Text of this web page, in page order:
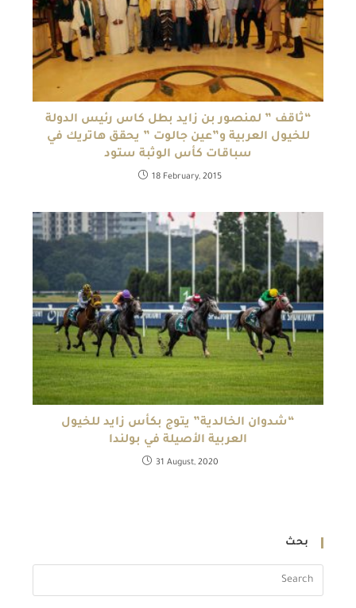
“ثاقف ” لمنصور بن زايد بطل كاس رئيس الدولة
للخيول العربية و”عين جالوت ” يحقق هاتريك في
سباقات كأس الوثبة ستود
18 February, 2015
“شدوان الخالدية” يتوج بكأس زايد للخيول
العربية الأصيلة في بولندا
31 August, 2020
بحث